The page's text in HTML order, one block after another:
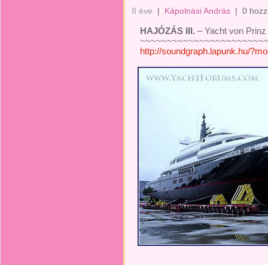
8 éve | Kápolnási András | 0
HAJÓZÁS III. – Yacht von
http://soundgraph.lapunk.hu/